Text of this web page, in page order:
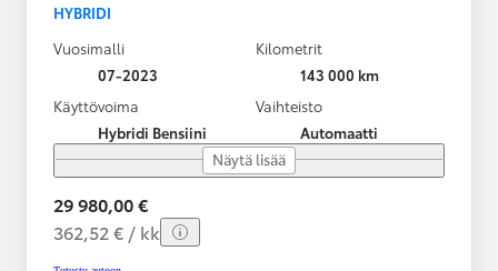
HYBRIDI
Vuosimalli
07-2023
Kilometrit
143 000 km
Käyttövoima
Hybridi Bensiini
Vaihteisto
Automaatti
Näytä lisää
29 980,00 €
362,52 € / kk